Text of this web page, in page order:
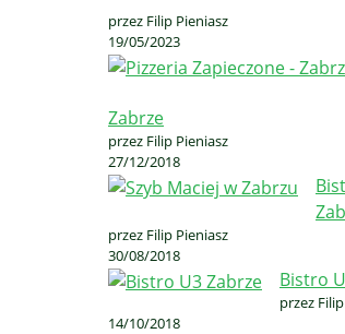
przez Filip Pieniasz
19/05/2023
Zabrze
przez Filip Pieniasz
27/12/2018
przez Filip Pieniasz
30/08/2018
Bistro
przez
14/10/2018